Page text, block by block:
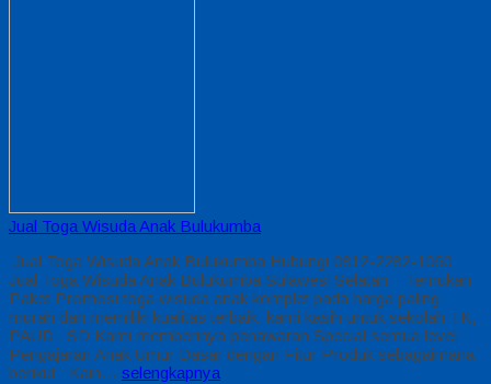
Jual Toga Wisuda Anak Bulukumba
Jual Toga Wisuda Anak Bulukumba Hubungi 0812-2282-1060
Jual Toga Wisuda Anak Bulukumba Sulawesi Selatan – Temukan
Paket Promosi toga wisuda anak komplet pada harga paling
murah dan memiliki kualitas terbaik, kami kasih untuk sekolah TK,
PAUD , SD Kami memberinya penawaran Special semua level
Pengajaran Anak Umur Dasar dengan Fitur Produk sebagaimana
berikut : Kain… selengkapnya